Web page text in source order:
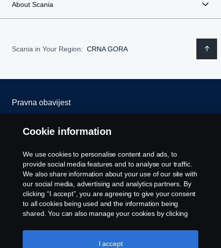
About Scania
Scania in Your Region: CRNA GORA
Pravna obavijest
Izjava o privatnosti
Kolačići
Javite nam se
Postavke kolačića
Cookie information
We use cookies to personalise content and ads, to
provide social media features and to analyse our traffic.
We also share information about your use of our site with
our social media, advertising and analytics partners. By
clicking “I accept”, you are agreeing to give your consent
to all cookies being used and the information being
shared. You can also manage your cookies by clicking
like to accept. For a more detailed explanation of how we
use cookies, please visit our cookies section, which you
I accept